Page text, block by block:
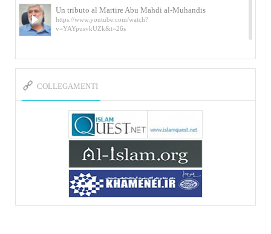
Un tributo al Martire Abu Mahdi al-Muhandis
https://www.youtube.com/watch?
v=YAYpusvkUZk&t=26s
L’Abluzione rituale (wudu) secondo l’Imam Alì
e l’Imam Khomeini
della figlia di un martire
https://www.youtube.com/watch?
v=-5nPSxbf9l0&t=103s
Sheykh Abbas Di Palma sui martiri Qassem
Soleimani e Abu Mahdi Al-Muhandis
https://youtu.be/Y6SIP2PIht4 Video del discorso tenuto
dallo Sheykh Abbas Di Palma in ...
COLLEGAMENTI